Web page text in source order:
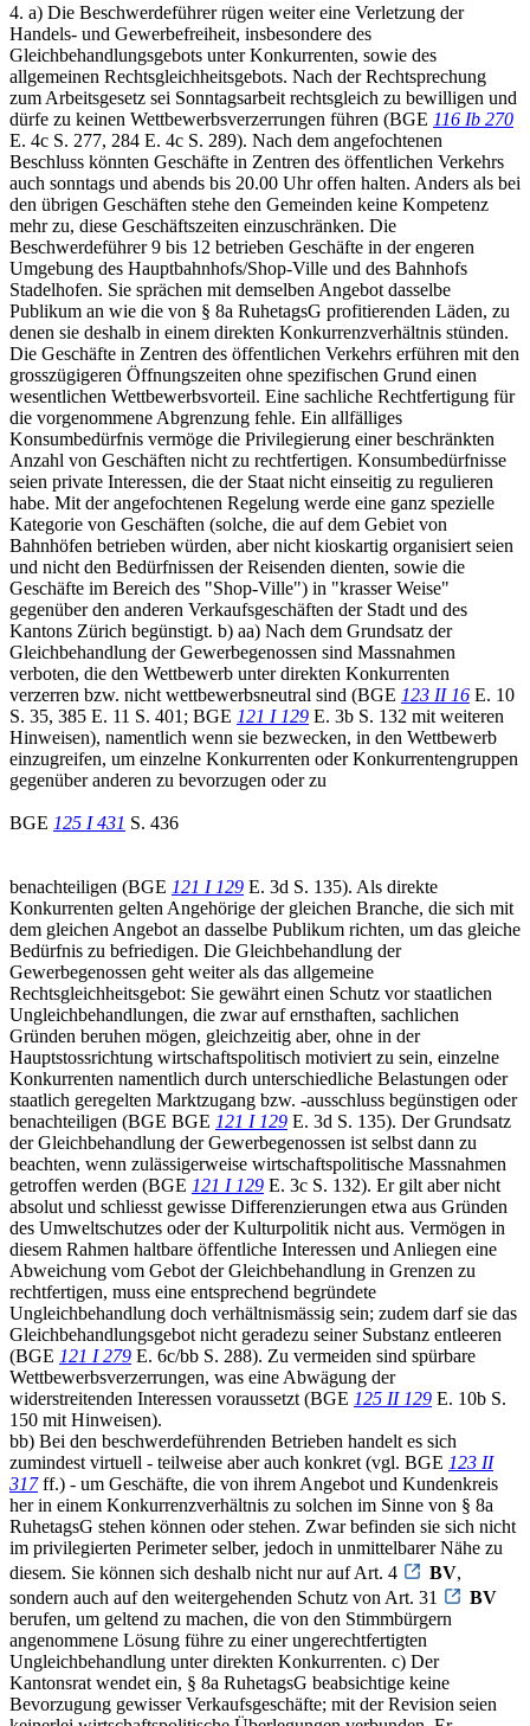
4. a) Die Beschwerdeführer rügen weiter eine Verletzung der
Handels- und Gewerbefreiheit, insbesondere des
Gleichbehandlungsgebots unter Konkurrenten, sowie des
allgemeinen Rechtsgleichheitsgebots. Nach der Rechtsprechung
zum Arbeitsgesetz sei Sonntagsarbeit rechtsgleich zu bewilligen und
dürfe zu keinen Wettbewerbsverzerrungen führen (BGE 116 Ib 270
E. 4c S. 277, 284 E. 4c S. 289). Nach dem angefochtenen
Beschluss könnten Geschäfte in Zentren des öffentlichen Verkehrs
auch sonntags und abends bis 20.00 Uhr offen halten. Anders als bei
den übrigen Geschäften stehe den Gemeinden keine Kompetenz
mehr zu, diese Geschäftszeiten einzuschränken. Die
Beschwerdeführer 9 bis 12 betrieben Geschäfte in der engeren
Umgebung des Hauptbahnhofs/Shop-Ville und des Bahnhofs
Stadelhofen. Sie sprächen mit demselben Angebot dasselbe
Publikum an wie die von § 8a RuhetagsG profitierenden Läden, zu
denen sie deshalb in einem direkten Konkurrenzverhältnis stünden.
Die Geschäfte in Zentren des öffentlichen Verkehrs erführen mit den
grosszügigeren Öffnungszeiten ohne spezifischen Grund einen
wesentlichen Wettbewerbsvorteil. Eine sachliche Rechtfertigung für
die vorgenommene Abgrenzung fehle. Ein allfälliges
Konsumbedürfnis vermöge die Privilegierung einer beschränkten
Anzahl von Geschäften nicht zu rechtfertigen. Konsumbedürfnisse
seien private Interessen, die der Staat nicht einseitig zu regulieren
habe. Mit der angefochtenen Regelung werde eine ganz spezielle
Kategorie von Geschäften (solche, die auf dem Gebiet von
Bahnhöfen betrieben würden, aber nicht kioskartig organisiert seien
und nicht den Bedürfnissen der Reisenden dienten, sowie die
Geschäfte im Bereich des "Shop-Ville") in "krasser Weise"
gegenüber den anderen Verkaufsgeschäften der Stadt und des
Kantons Zürich begünstigt. b) aa) Nach dem Grundsatz der
Gleichbehandlung der Gewerbegenossen sind Massnahmen
verboten, die den Wettbewerb unter direkten Konkurrenten
verzerren bzw. nicht wettbewerbsneutral sind (BGE 123 II 16 E. 10
S. 35, 385 E. 11 S. 401; BGE 121 I 129 E. 3b S. 132 mit weiteren
Hinweisen), namentlich wenn sie bezwecken, in den Wettbewerb
einzugreifen, um einzelne Konkurrenten oder Konkurrentengruppen
gegenüber anderen zu bevorzugen oder zu
BGE 125 I 431 S. 436
benachteiligen (BGE 121 I 129 E. 3d S. 135). Als direkte
Konkurrenten gelten Angehörige der gleichen Branche, die sich mit
dem gleichen Angebot an dasselbe Publikum richten, um das gleiche
Bedürfnis zu befriedigen. Die Gleichbehandlung der
Gewerbegenossen geht weiter als das allgemeine
Rechtsgleichheitsgebot: Sie gewährt einen Schutz vor staatlichen
Ungleichbehandlungen, die zwar auf ernsthaften, sachlichen
Gründen beruhen mögen, gleichzeitig aber, ohne in der
Hauptstossrichtung wirtschaftspolitisch motiviert zu sein, einzelne
Konkurrenten namentlich durch unterschiedliche Belastungen oder
staatlich geregelten Marktzugang bzw. -ausschluss begünstigen oder
benachteiligen (BGE BGE 121 I 129 E. 3d S. 135). Der Grundsatz
der Gleichbehandlung der Gewerbegenossen ist selbst dann zu
beachten, wenn zulässigerweise wirtschaftspolitische Massnahmen
getroffen werden (BGE 121 I 129 E. 3c S. 132). Er gilt aber nicht
absolut und schliesst gewisse Differenzierungen etwa aus Gründen
des Umweltschutzes oder der Kulturpolitik nicht aus. Vermögen in
diesem Rahmen haltbare öffentliche Interessen und Anliegen eine
Abweichung vom Gebot der Gleichbehandlung in Grenzen zu
rechtfertigen, muss eine entsprechend begründete
Ungleichbehandlung doch verhältnismässig sein; zudem darf sie das
Gleichbehandlungsgebot nicht geradezu seiner Substanz entleeren
(BGE 121 I 279 E. 6c/bb S. 288). Zu vermeiden sind spürbare
Wettbewerbsverzerrungen, was eine Abwägung der
widerstreitenden Interessen voraussetzt (BGE 125 II 129 E. 10b S.
150 mit Hinweisen).
bb) Bei den beschwerdeführenden Betrieben handelt es sich
zumindest virtuell - teilweise aber auch konkret (vgl. BGE 123 II
317ff.) - um Geschäfte, die von ihrem Angebot und Kundenkreis
her in einem Konkurrenzverhältnis zu solchen im Sinne von § 8a
RuhetagsG stehen können oder stehen. Zwar befinden sie sich nicht
im privilegierten Perimeter selber, jedoch in unmittelbarer Nähe zu
diesem. Sie können sich deshalb nicht nur auf Art. 4
BV,
sondern auch auf den weitergehenden Schutz von Art. 31
BV
berufen, um geltend zu machen, die von den Stimmbürgern
angenommene Lösung führe zu einer ungerechtfertigten
Ungleichbehandlung unter direkten Konkurrenten. c) Der
Kantonsrat wendet ein, § 8a RuhetagsG beabsichtige keine
Bevorzugung gewisser Verkaufsgeschäfte; mit der Revision seien